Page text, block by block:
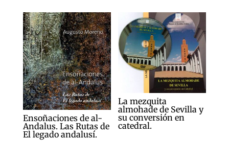
Ensoñaciones de al-
Andalus. Las Rutas de
El legado andalusí.
La mezquita
almohade de Sevilla y
su conversión en
catedral.